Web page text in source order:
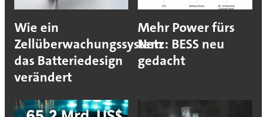
Wie ein
Zellüberwachungssystem
das Batteriedesign
verändert
Mehr Power fürs
Netz: BESS neu
gedacht